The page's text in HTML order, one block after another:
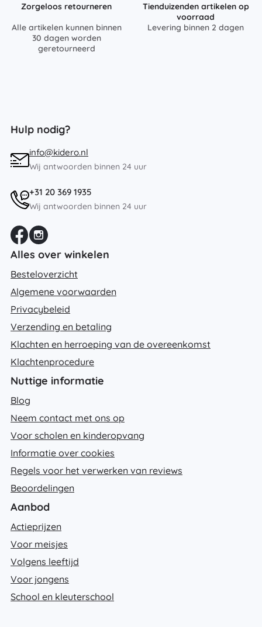
Zorgeloos retourneren
Alle artikelen kunnen binnen
30 dagen worden
geretourneerd
Tienduizenden artikelen op
voorraad
Levering binnen 2 dagen
Hulp nodig?
info@kidero.nl
Wij antwoorden binnen 24 uur
+31 20 369 1935
Wij antwoorden binnen 24 uur
Alles over winkelen
Besteloverzicht
Algemene voorwaarden
Privacybeleid
Verzending en betaling
Klachten en herroeping van de overeenkomst
Klachtenprocedure
Nuttige informatie
Blog
Neem contact met ons op
Voor scholen en kinderopvang
Informatie over cookies
Regels voor het verwerken van reviews
Beoordelingen
Aanbod
Actieprijzen
Voor meisjes
Volgens leeftijd
Voor jongens
School en kleuterschool